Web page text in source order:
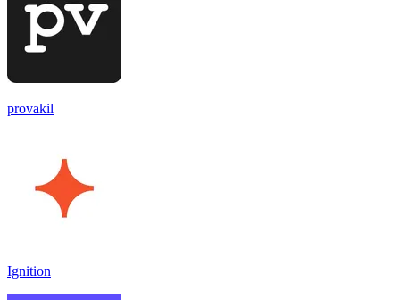
provakil
Ignition